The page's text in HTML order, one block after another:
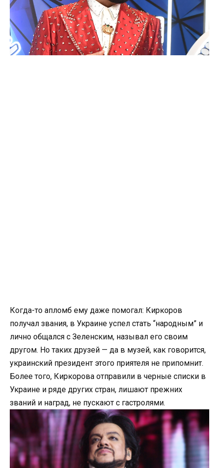
Когда-то апломб ему даже помогал: Киркоров
получал звания, в Украине успел стать “народным” и
лично общался с Зеленским, называл его своим
другом. Но таких друзей — да в музей, как говорится,
украинский президент этого приятеля не припомнит.
Более того, Киркорова отправили в черные списки в
Украине и ряде других стран, лишают прежних
званий и наград, не пускают с гастролями.